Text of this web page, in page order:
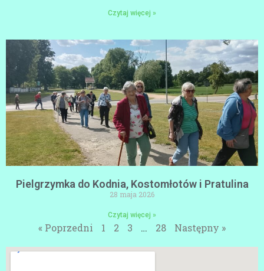
Czytaj więcej »
Pielgrzymka do Kodnia, Kostomłotów i Pratulina
28 maja 2026
Czytaj więcej »
« Poprzedni 1 2 3 … 28 Następny »